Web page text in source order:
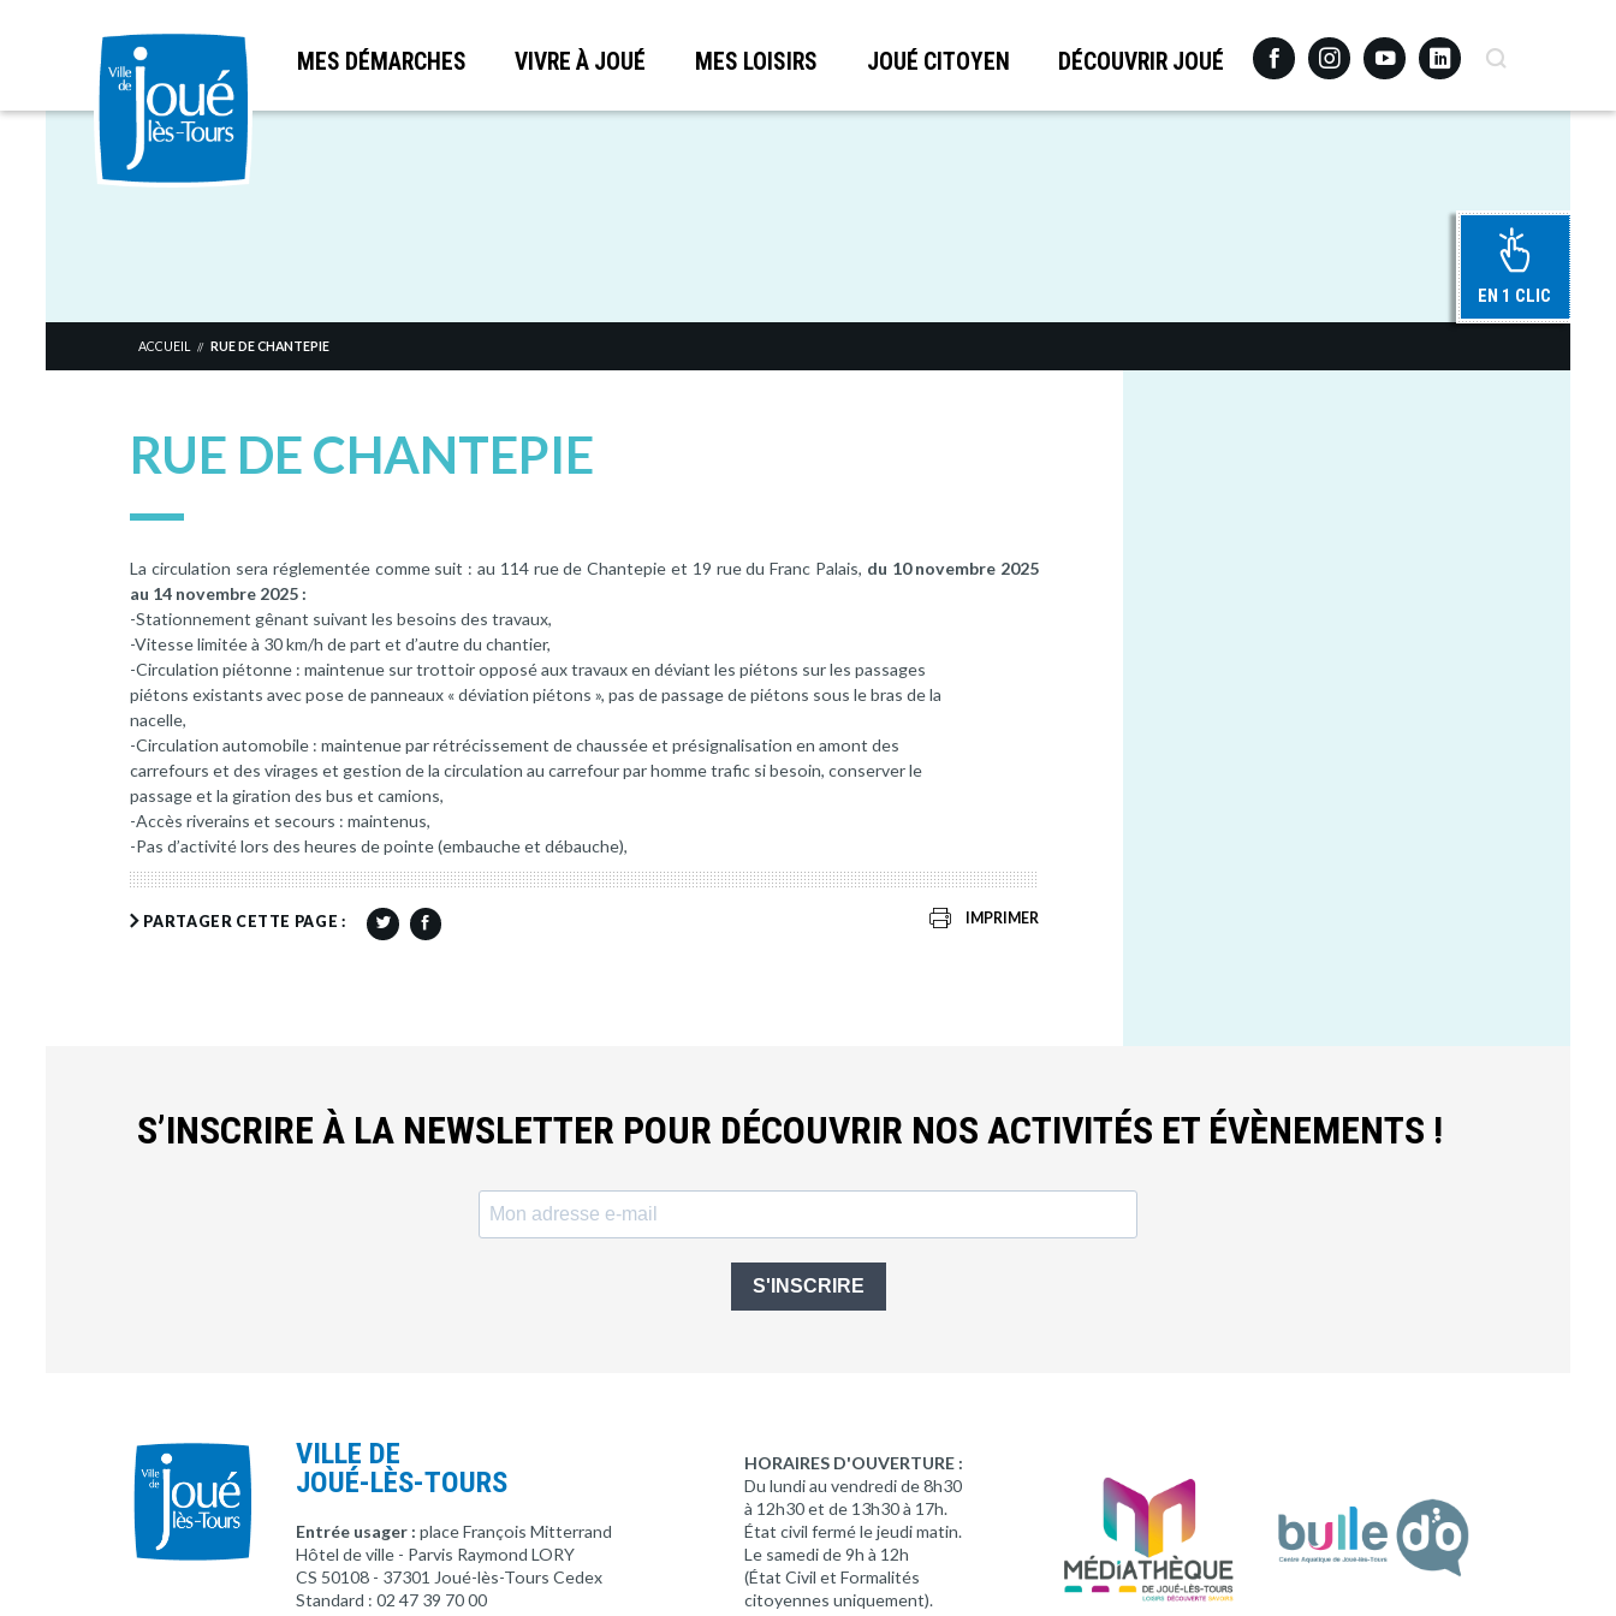
Aller
MES DÉMARCHES VIVRE À JOUÉ MES LOISIRS JOUÉ CITOYEN DÉCOUVRIR JOUÉ FacebookInstagramYoutubeLinkedinRecherche
EN 1 CLIC
ACCUEIL // RUE DE CHANTEPIE
RUE DE CHANTEPIE
La circulation sera réglementée comme suit : au 114 rue de Chantepie et 19 rue du Franc Palais, du 10 novembre 2025
au 14 novembre 2025 :
-Stationnement gênant suivant les besoins des travaux,
-Vitesse limitée à 30 km/h de part et d’autre du chantier,
-Circulation piétonne : maintenue sur trottoir opposé aux travaux en déviant les piétons sur les passages
piétons existants avec pose de panneaux « déviation piétons », pas de passage de piétons sous le bras de la
nacelle,
-Circulation automobile : maintenue par rétrécissement de chaussée et présignalisation en amont des
carrefours et des virages et gestion de la circulation au carrefour par homme trafic si besoin, conserver le
passage et la giration des bus et camions,
-Accès riverains et secours : maintenus,
-Pas d’activité lors des heures de pointe (embauche et débauche),
PARTAGER CETTE PAGE : IMPRIMER
S’INSCRIRE À LA NEWSLETTER POUR DÉCOUVRIR NOS ACTIVITÉS ET ÉVÈNEMENTS !
S'INSCRIRE
VILLE DE
JOUÉ-LÈS-TOURS
Entrée usager : place François Mitterrand
Hôtel de ville - Parvis Raymond LORY
CS 50108 - 37301 Joué-lès-Tours Cedex
Standard : 02 47 39 70 00
HORAIRES D'OUVERTURE :
Du lundi au vendredi de 8h30
à 12h30 et de 13h30 à 17h.
État civil fermé le jeudi matin.
Le samedi de 9h à 12h
(État Civil et Formalités
citoyennes uniquement).